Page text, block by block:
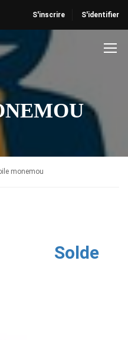
S'inscrire S'identifier
monemou
Solde